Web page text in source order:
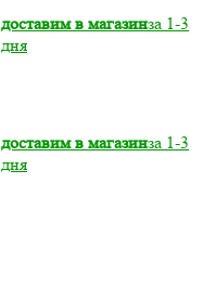
доставим в магазинза 1-3
дня
доставим в магазинза 1-3
дня